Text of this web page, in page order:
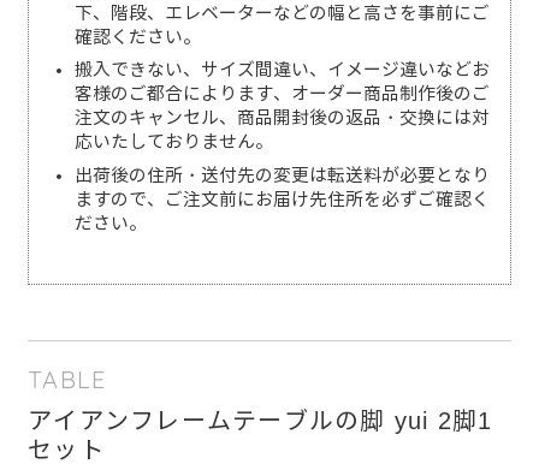
下、階段、エレベーターなどの幅と高さを事前にご
確認ください。
搬入できない、サイズ間違い、イメージ違いなどお
客様のご都合によります、オーダー商品制作後のご
注文のキャンセル、商品開封後の返品・交換には対
応いたしておりません。
出荷後の住所・送付先の変更は転送料が必要となり
ますので、ご注文前にお届け先住所を必ずご確認く
ださい。
TABLE
アイアンフレームテーブルの脚 yui 2脚1
セット